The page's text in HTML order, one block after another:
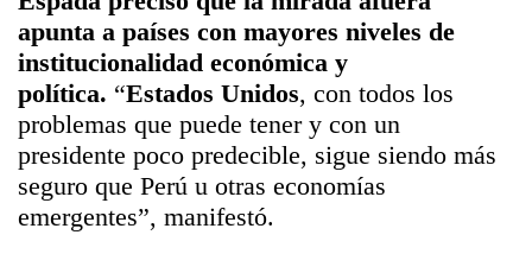
apunta a países con mayores niveles de
institucionalidad económica y
política. “Estados Unidos, con todos los
problemas que puede tener y con un
presidente poco predecible, sigue siendo más
seguro que Perú u otras economías
emergentes”, manifestó.